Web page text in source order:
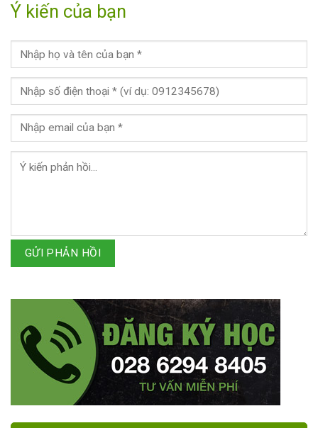
Ý kiến của bạn
GỬI PHẢN HỒI